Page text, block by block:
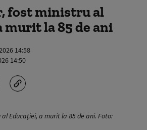
fost ministru al
murit la 85 de ani
14:58
14:50
Educaţiei, a murit la 85 de ani. Foto: